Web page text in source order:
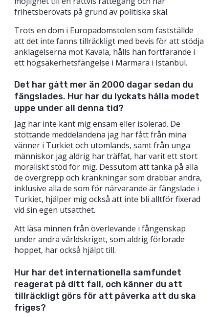
frihetsberövats på grund av politiska skäl.
Trots en dom i Europadomstolen som fastställde
att det inte fanns tillräckligt med bevis för att stödja
anklagelserna mot Kavala, hålls han fortfarande i
ett högsäkerhetsfängelse i Marmara i Istanbul.
Det har gått mer än 2000 dagar sedan du
fängslades. Hur har du lyckats hålla modet
uppe under all denna tid?
Jag har inte känt mig ensam eller isolerad. De
stöttande meddelandena jag har fått från mina
vänner i Turkiet och utomlands, samt från unga
människor jag aldrig har träffat, har varit ett stort
moraliskt stöd för mig. Dessutom att tänka på alla
de övergrepp och kränkningar som drabbar andra,
inklusive alla de som för närvarande är fängslade i
Turkiet, hjälper mig också att inte bli alltför fixerad
vid sin egen utsatthet.
Att läsa minnen från överlevande i fångenskap
under andra världskriget, som aldrig förlorade
hoppet, har också hjälpt till.
Hur har det internationella samfundet
reagerat på ditt fall, och känner du att
tillräckligt görs för att påverka att du ska
friges?